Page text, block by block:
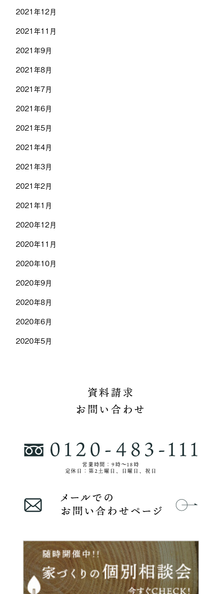
2021年12月
2021年11月
2021年9月
2021年8月
2021年7月
2021年6月
2021年5月
2021年4月
2021年3月
2021年2月
2021年1月
2020年12月
2020年11月
2020年10月
2020年9月
2020年8月
2020年6月
2020年5月
資料請求
お問い合わせ
営業時間：9時〜18時
定休日：第2土曜日、日曜日、祝日